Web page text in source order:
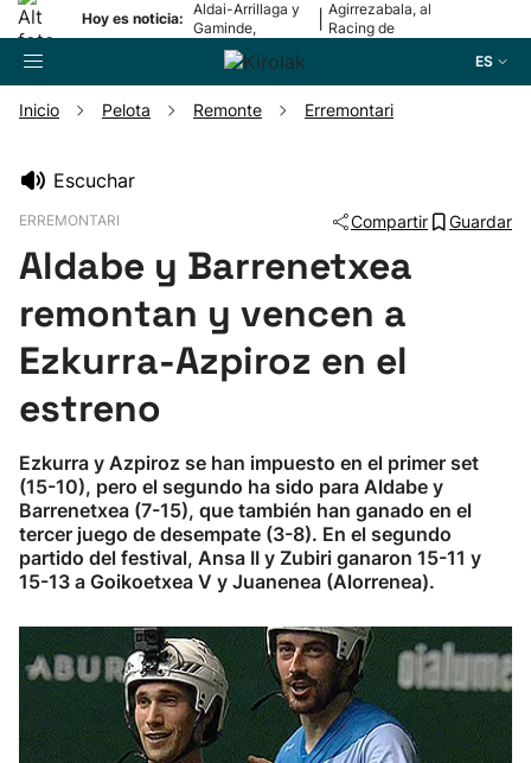
Hoy es noticia:
Aldai-Arrillaga y
Gaminde,
campeonas
Agirrezabala, al
Racing de
ES
Pelota
Remo
Ciclismo
Herri-kirolak
Balonmano
Kirolak 360
Inicio Pelota Remonte Erremontari
Escuchar
ERREMONTARI Compartir Guardar
Aldabe y Barrenetxea
remontan y vencen a
Ezkurra-Azpiroz en el
estreno
Ezkurra y Azpiroz se han impuesto en el primer set
(15-10), pero el segundo ha sido para Aldabe y
Barrenetxea (7-15), que también han ganado en el
tercer juego de desempate (3-8). En el segundo
partido del festival, Ansa II y Zubiri ganaron 15-11 y
15-13 a Goikoetxea V y Juanenea (Alorrenea).